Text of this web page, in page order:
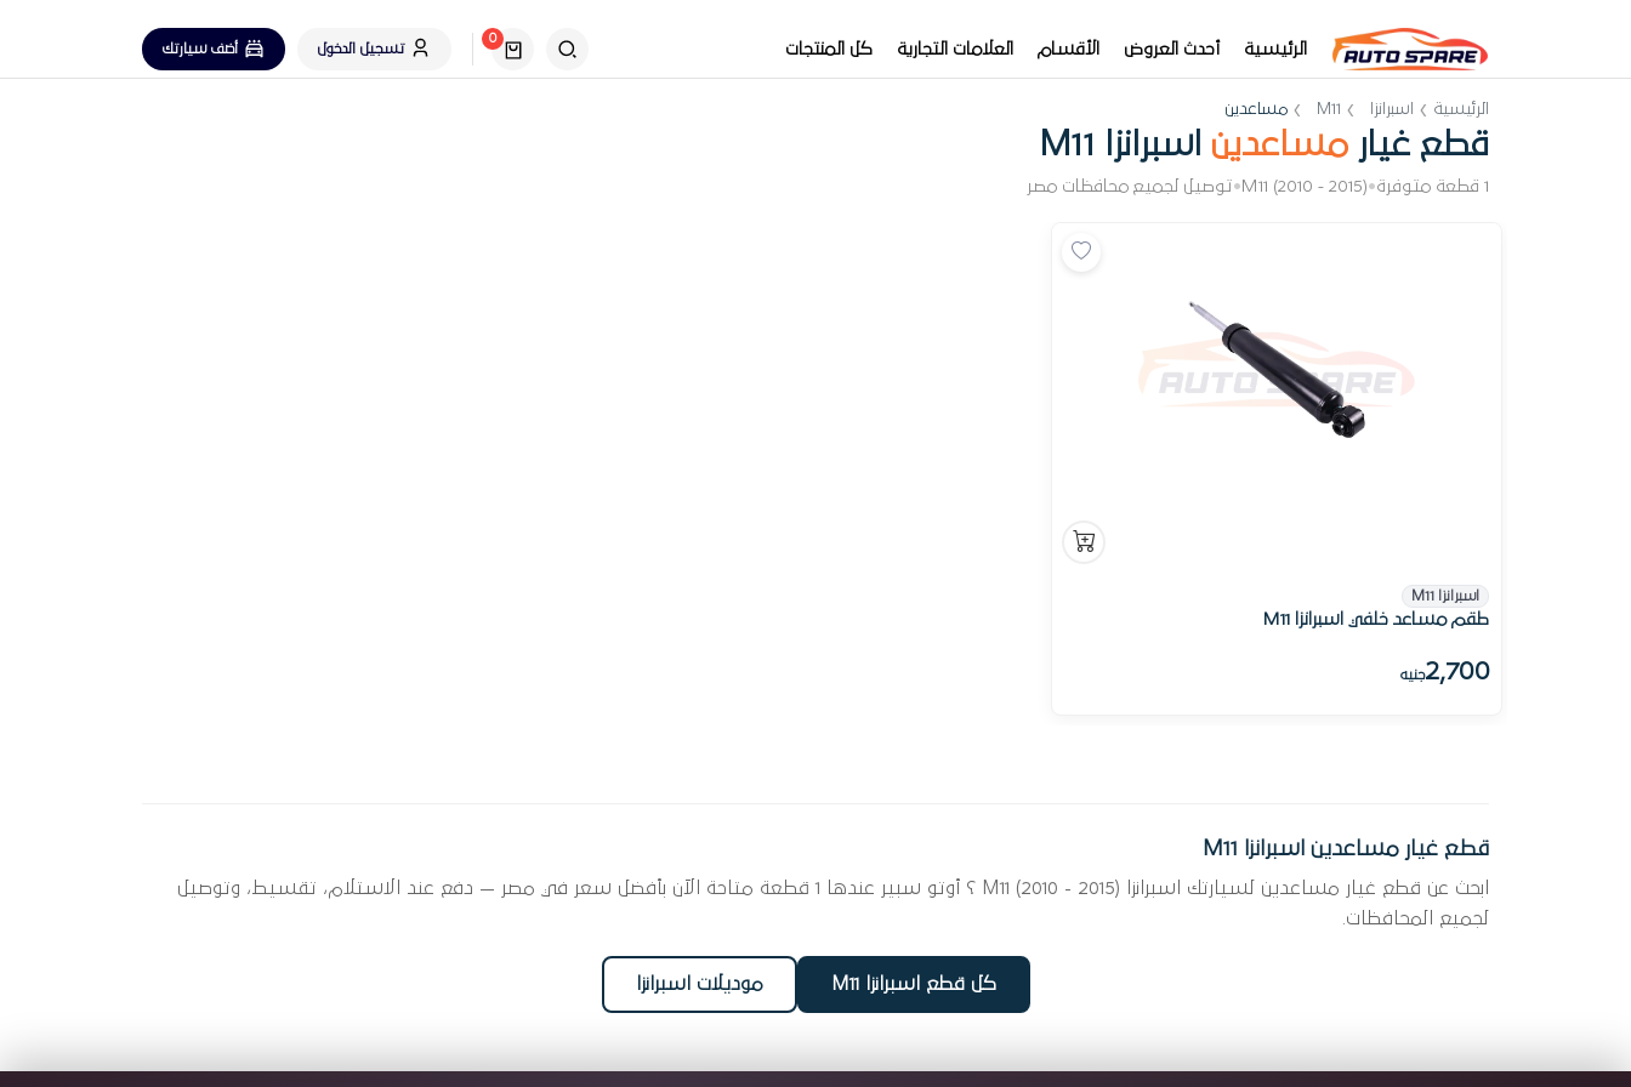
الرئيسية أحدث العروض الأقسام العلامات التجارية كل المنتجات
0
تسجيل الدخول
أضف سيارتك
الرئيسية اسبرانزا M11 مساعدين
قطع غيار مساعدين اسبرانزا M11
1 قطعة متوفرة •
M11 (2010 - 2015)
•توصيل لجميع محافظات مصر
اسبرانزا M11
طقم مساعد خلفي اسبرانزا M11
2,700جنيه
قطع غيار مساعدين اسبرانزا M11
ابحث عن قطع غيار مساعدين لسيارتك اسبرانزا M11 (2010 - 2015) ؟ أوتو سبير عندها 1 قطعة متاحة الآن بأفضل سعر في مصر — دفع عند الاستلام، تقسيط، وتوصيل
لجميع المحافظات.
كل قطع اسبرانزا M11 موديلات اسبرانزا